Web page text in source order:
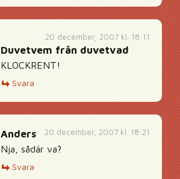
20 december, 2007 kl. 18:11
Duvetvem från duvetvad
KLOCKRENT!
Svara
20 december, 2007 kl. 18:21
Anders
Nja, sådär va?
Svara